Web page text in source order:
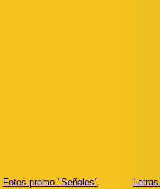
Fotos promo "Señales"